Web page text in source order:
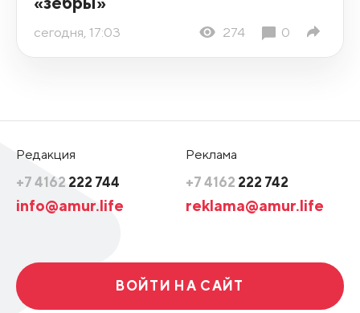
сегодня, 17:03 274 0
Редакция
+7 4162 222 744
info@amur.life
Реклама
+7 4162 222 742
reklama@amur.life
ВОЙТИ НА САЙТ